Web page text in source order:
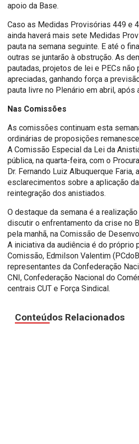
apoio da Base.
Caso as Medidas Provisórias 449 e
ainda haverá mais sete Medidas
pauta na semana seguinte. E até o
outras se juntarão à obstrução. As
pautadas, projetos de lei e PECs não
apreciadas, ganhando força a
pauta livre no Plenário em abril, após
Nas Comissões
As comissões continuam esta
ordinárias de proposições
A Comissão Especial da Lei da
pública, na quarta-feira, com o
Dr. Fernando Luiz Albuquerque Faria,
esclarecimentos sobre a aplicação
reintegração dos anistiados.
O destaque da semana é a
discutir o enfrentamento da crise no
pela manhã, na Comissão de
A iniciativa da audiência é do próprio
Comissão, Edmilson Valentim
representantes da Confederação
CNI, Confederação Nacional do
centrais CUT e Força Sindical.
Conteúdos Relacionados